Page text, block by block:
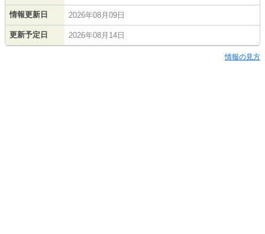
情報更新日 2026年08月09日
更新予定日 2026年08月14日
情報の見方